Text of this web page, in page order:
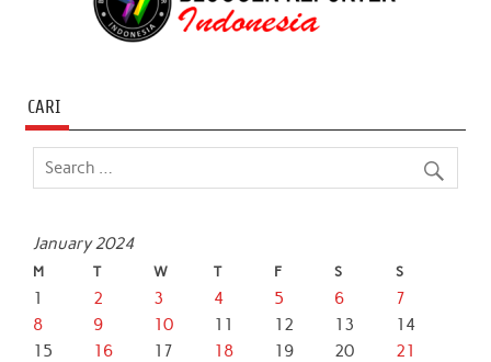
CARI
January 2024
M T W T F S S
1 2 3 4 5 6
7
8
9 10 11 12 13
14
15
16 17 18 19 20
21